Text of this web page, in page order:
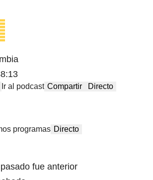
Ir al podcast Compartir Directo
programas Directo
fue anterior